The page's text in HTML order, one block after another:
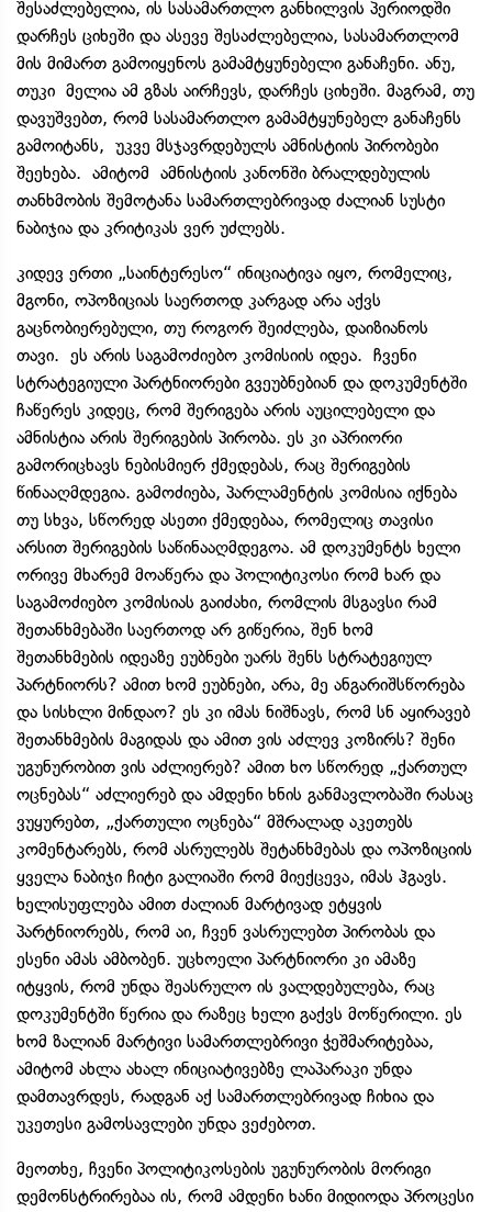
შესაძლებელია, ის სასამართლო განხილვის პერიოდში
დარჩეს ციხეში და ასევე შესაძლებელია, სასამართლომ
მის მიმართ გამოიყენოს გამამტყუნებელი განაჩენი. ანუ,
თუკი მელია ამ გზას აირჩევს, დარჩეს ციხეში. მაგრამ, თუ
დავუშვებთ, რომ სასამართლო გამამტყუნებელ განაჩენს
გამოიტანს, უკვე მსჯავრდებულს ამნისტიის პირობები
შეეხება. ამიტომ ამნისტიის კანონში ბრალდებულის
თანხმობის შემოტანა სამართლებრივად ძალიან სუსტი
ნაბიჯია და კრიტიკას ვერ უძლებს.
კიდევ ერთი „საინტერესო“ ინიციატივა იყო, რომელიც,
მგონი, ოპოზიციას საერთოდ კარგად არა აქვს
გაცნობიერებული, თუ როგორ შეიძლება, დაიზიანოს
თავი. ეს არის საგამოძიებო კომისიის იდეა. ჩვენი
სტრატეგიული პარტნიორები გვეუბნებიან და დოკუმენტში
ჩაწერეს კიდეც, რომ შერიგება არის აუცილებელი და
ამნისტია არის შერიგების პირობა. ეს კი აპრიორი
გამორიცხავს ნებისმიერ ქმედებას, რაც შერიგების
წინააღმდეგია. გამოძიება, პარლამენტის კომისია იქნება
თუ სხვა, სწორედ ასეთი ქმედებაა, რომელიც თავისი
არსით შერიგების საწინააღმდეგოა. ამ დოკუმენტს ხელი
ორივე მხარემ მოაწერა და პოლიტიკოსი რომ ხარ და
საგამოძიებო კომისიას გაიძახი, რომლის მსგავსი რამ
შეთანხმებაში საერთოდ არ გიწერია, შენ ხომ
შეთანხმების იდეაზე ეუბნები უარს შენს სტრატეგიულ
პარტნიორს? ამით ხომ ეუბნები, არა, მე ანგარიშსწორება
და სისხლი მინდაო? ეს კი იმას ნიშნავს, რომ სნ აყირავებ
შეთანხმების მაგიდას და ამით ვის აძლევ კოზირს? შენი
უგუნურობით ვის აძლიერებ? ამით ხო სწორედ „ქართულ
ოცნებას“ აძლიერებ და ამდენი ხნის განმავლობაში რასაც
ვუყურებთ, „ქართული ოცნება“ მშრალად აკეთებს
კომენტარებს, რომ ასრულებს შეტანხმებას და ოპოზიციის
ყველა ნაბიჯი ჩიტი გალიაში რომ მიექცევა, იმას ჰგავს.
ხელისუფლება ამით ძალიან მარტივად ეტყვის
პარტნიორებს, რომ აი, ჩვენ ვასრულებთ პირობას და
ესენი ამას ამბობენ. უცხოელი პარტნიორი კი ამაზე
იტყვის, რომ უნდა შეასრულო ის ვალდებულება, რაც
დოკუმენტში წერია და რაზეც ხელი გაქვს მოწერილი. ეს
ხომ ზალიან მარტივი სამართლებრივი ჭეშმარიტებაა,
ამიტომ ახლა ახალ ინიციატივებზე ლაპარაკი უნდა
დამთავრდეს, რადგან აქ სამართლებრივად ჩიხია და
უკეთესი გამოსავლები უნდა ვეძებოთ.
მეოთხე, ჩვენი პოლიტიკოსების უგუნურობის მორიგი
დემონსტრირებაა ის, რომ ამდენი ხანი მიდიოდა პროცესი